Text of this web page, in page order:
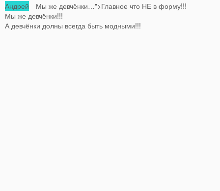
Андрей Мы же девчёнки…">Главное что НЕ в форму!!!
Мы же девчёнки!!!
А девчёнки долны всегда быть модными!!!